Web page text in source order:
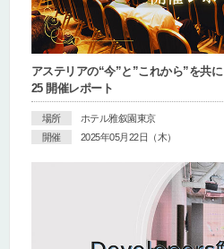
アステリアの“今”と”これから”を共
25 開催レポート
場所
ホテル雅叙園東京
開催
2025年05月22日（木）